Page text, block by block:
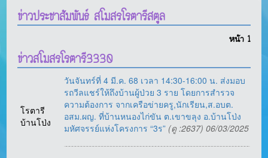
ข่าวประชาสัมพันธ์ สโมสรโรตารีสตูล
หน้า 1
ข่าวสโมสรโรตารี3330
โรตารี
บ้านโป่ง
วันจันทร์ที่ 4 มี.ค. 68 เวลา 14:30-16:00 น. ส่งมอบ
รถวีลแชร์ให้ถึงบ้านผู้ป่วย 3 ราย โดยการสำรวจ
ความต้องการ จากเครือข่ายครู,นักเรียน,ส.อบต.
อสม.ผญ. ที่บ้านหนองไก่ขัน ต.เขาขลุง อ.บ้านโป่ง
มหัศจรรย์แห่งโครงการ “3ร” (ดู :2637) 06/03/2025